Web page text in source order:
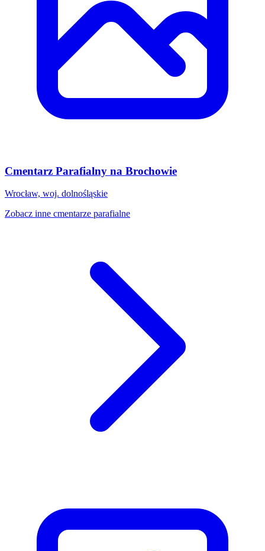
Cmentarz Parafialny na Brochowie
Wrocław, woj. dolnośląskie
Zobacz inne cmentarze parafialne